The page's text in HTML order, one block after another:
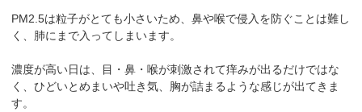
PM2.5は粒子がとても小さいため、鼻や喉で侵入を防ぐことは難し
く、肺にまで入ってしまいます。
濃度が高い日は、目・鼻・喉が刺激されて痒みが出るだけではな
く、ひどいとめまいや吐き気、胸が詰まるような感じが出てきま
す。